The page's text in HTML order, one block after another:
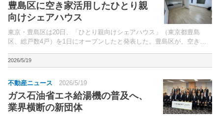
豊島区に空き家活用したひとり親
向けシェアハウス
東京・豊島区は20日、「ひとり親向けシェアハウス」（東京都豊島
区、総戸数4戸）を1日にオープンしたと発表した。豊島区が、空き家
を促進する「豊島区空き家利活用事業」の一環で、今回が1...
2026/5/19
不動産ニュース 2026/5/19
ガス石油省エネ給湯機の普及へ、
業界横断の新団体